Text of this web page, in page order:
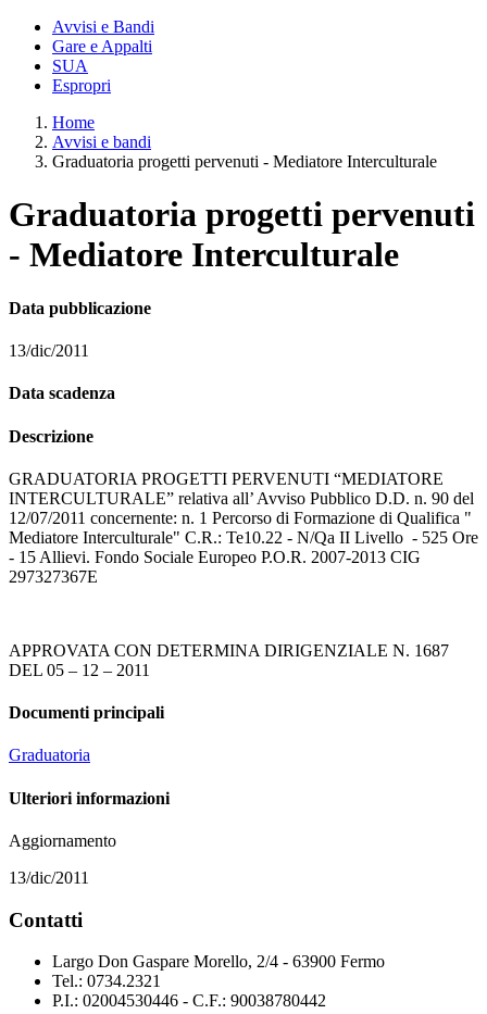
Avvisi e Bandi
Gare e Appalti
SUA
Espropri
Home
Avvisi e bandi
Graduatoria progetti pervenuti - Mediatore Interculturale
Graduatoria progetti pervenuti
- Mediatore Interculturale
Data pubblicazione
13/dic/2011
Data scadenza
Descrizione
GRADUATORIA PROGETTI PERVENUTI “MEDIATORE
INTERCULTURALE” relativa all’ Avviso Pubblico D.D. n. 90 del
12/07/2011 concernente: n. 1 Percorso di Formazione di Qualifica "
Mediatore Interculturale" C.R.: Te10.22 - N/Qa II Livello - 525 Ore
- 15 Allievi. Fondo Sociale Europeo P.O.R. 2007-2013 CIG
297327367E
APPROVATA CON DETERMINA DIRIGENZIALE N. 1687
DEL 05 – 12 – 2011
Documenti principali
Graduatoria
Ulteriori informazioni
Aggiornamento
13/dic/2011
Contatti
Largo Don Gaspare Morello, 2/4 - 63900 Fermo
Tel.: 0734.2321
P.I.: 02004530446 - C.F.: 90038780442